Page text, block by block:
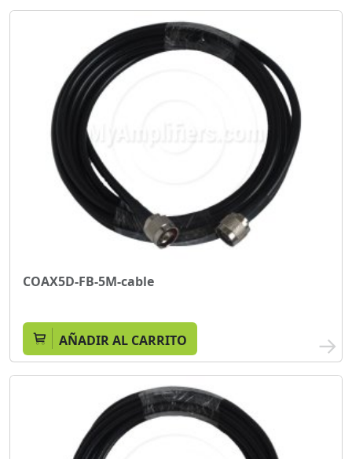
COAX5D-FB-5M-cable
AÑADIR AL CARRITO